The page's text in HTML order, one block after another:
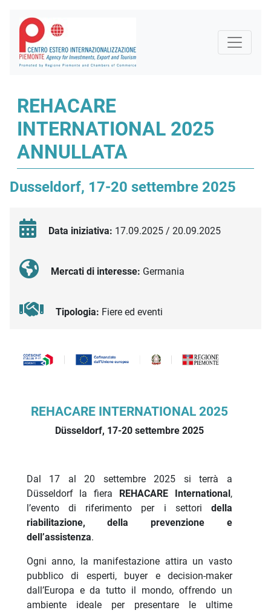
REHACARE
INTERNATIONAL 2025
ANNULLATA
Dusseldorf, 17-20 settembre 2025
Data iniziativa: 17.09.2025 / 20.09.2025
Mercati di interesse: Germania
Tipologia: Fiere ed eventi
Descrizione iniziativa
REHACARE INTERNATIONAL 2025
Düsseldorf, 17-20 settembre 2025
Dal 17 al 20 settembre 2025 si terrà a
Düsseldorf la fiera
REHACARE International ,
l’evento di riferimento per i settori della
riabilitazione, della prevenzione e
dell’assistenza.
Ogni anno, la manifestazione attira un vasto
pubblico di esperti, buyer e decision-maker
dall’Europa e da tutto il mondo, offrendo un
ambiente ideale per presentare le ultime